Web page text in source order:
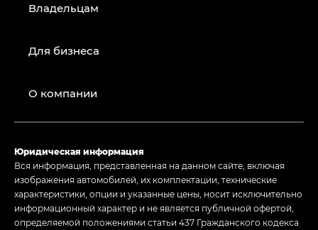
Владельцам
Для бизнеса
О компании
Юридическая информация
Вся информация, представленная на данном сайте, включая
изображения автомобилей, их комплектации, технические
характеристики, опции и указанные цены, носит исключительно
информационный характер и не является публичной офертой,
определяемой положениями статьи 437 Гражданского кодекса